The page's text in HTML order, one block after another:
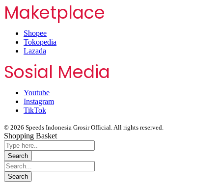
Maketplace
Shopee
Tokopedia
Lazada
Sosial Media
Youtube
Instagram
TikTok
© 2026 Speeds Indonesia Grosir Official. All rights reserved.
Shopping Basket